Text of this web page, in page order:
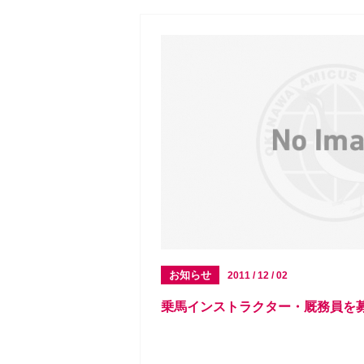
お知らせ 2011 / 12 / 02
乗馬インストラクター・厩務員を